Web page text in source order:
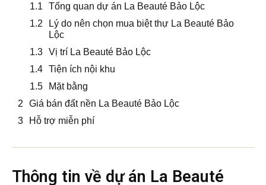
Tổng quan dự án La Beauté Bảo Lộc
Lý do nên chọn mua biệt thự La Beauté Bảo
Lộc
Vị trí La Beauté Bảo Lộc
Tiện ích nội khu
Mặt bằng
Giá bán đất nền La Beauté Bảo Lộc
Hỗ trợ miễn phí
Thông tin về dự án La Beauté